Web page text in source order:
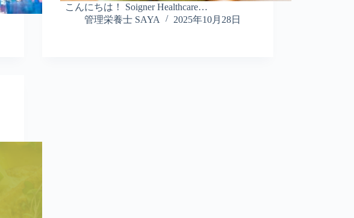
こんにちは！ Soigner Healthcare…
管理栄養士 SAYA
2025年10月28日